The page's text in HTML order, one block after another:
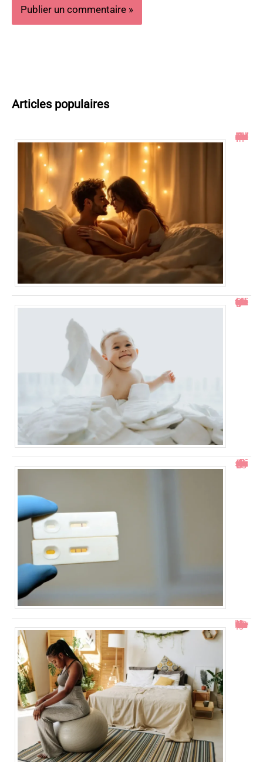
Articles populaires
Toucher le col de l’utérus pendant un rapport : ce qu’il faut savoir
Comment gérer un bébé qui se retourne pendant le change ?
Test de grossesse positif mais prise de sang négative : explications
Col ouvert à 1 doigt : accouchement dans combien de temps ?